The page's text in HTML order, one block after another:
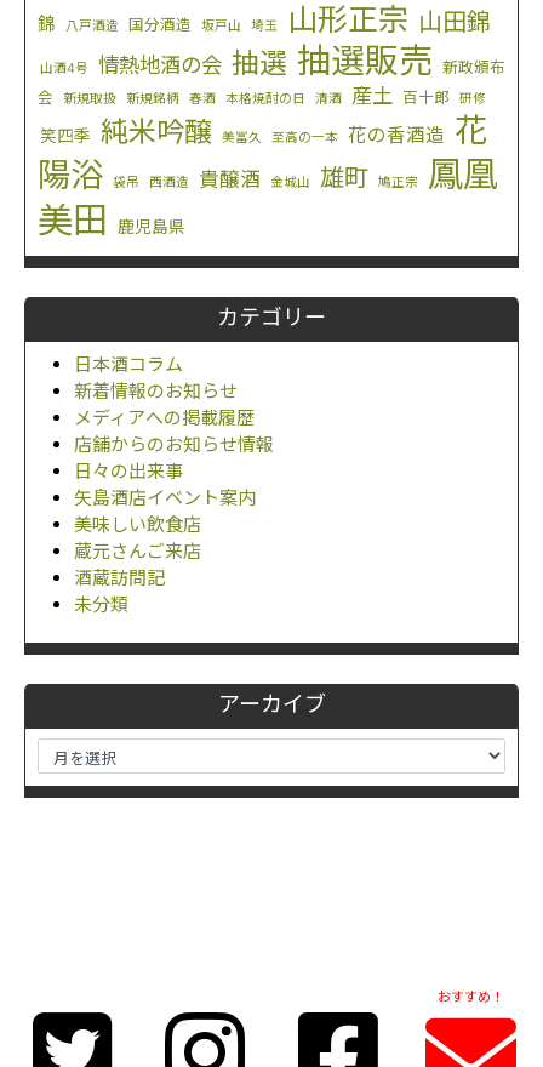
錦
八戸酒造 国分酒造 坂戸山 埼玉 山形正宗 山田錦
山酒4号 情熱地酒の会 抽選 抽選販売 新政頒布
会
新規取扱 新規銘柄 春酒 本格焼酎の日 清酒 産土 百十郎 研修
笑四季 純米吟醸 美冨久 至高の一本 花の香酒造 花
陽浴
袋吊 西酒造 貴醸酒 金城山 雄町 鳩正宗
鳳凰
美田
鹿児島県
カテゴリー
日本酒コラム
新着情報のお知らせ
メディアへの掲載履歴
店舗からのお知らせ情報
日々の出来事
矢島酒店イベント案内
美味しい飲食店
蔵元さんご来店
酒蔵訪問記
未分類
アーカイブ
おすすめ！